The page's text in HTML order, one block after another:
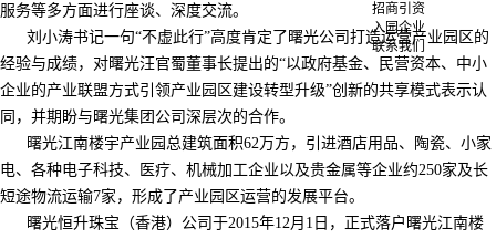
招商引资
入园企业
联系我们
服务等多方面进行座谈、深度交流。
刘小涛书记一句“不虚此行”高度肯定了曙光公司打造运营产业园区的
经验与成绩，对曙光汪官蜀董事长提出的“以政府基金、民营资本、中小
企业的产业联盟方式引领产业园区建设转型升级”创新的共享模式表示认
同，并期盼与曙光集团公司深层次的合作。
曙光江南楼宇产业园总建筑面积62万方，引进酒店用品、陶瓷、小家
电、各种电子科技、医疗、机械加工企业以及贵金属等企业约250家及长
短途物流运输7家，形成了产业园区运营的发展平台。
曙光恒升珠宝（香港）公司于2015年12月1日，正式落户曙光江南楼